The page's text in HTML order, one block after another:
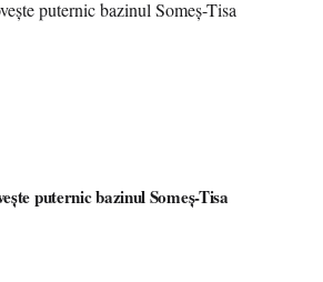
puternic bazinul Someș-Tisa